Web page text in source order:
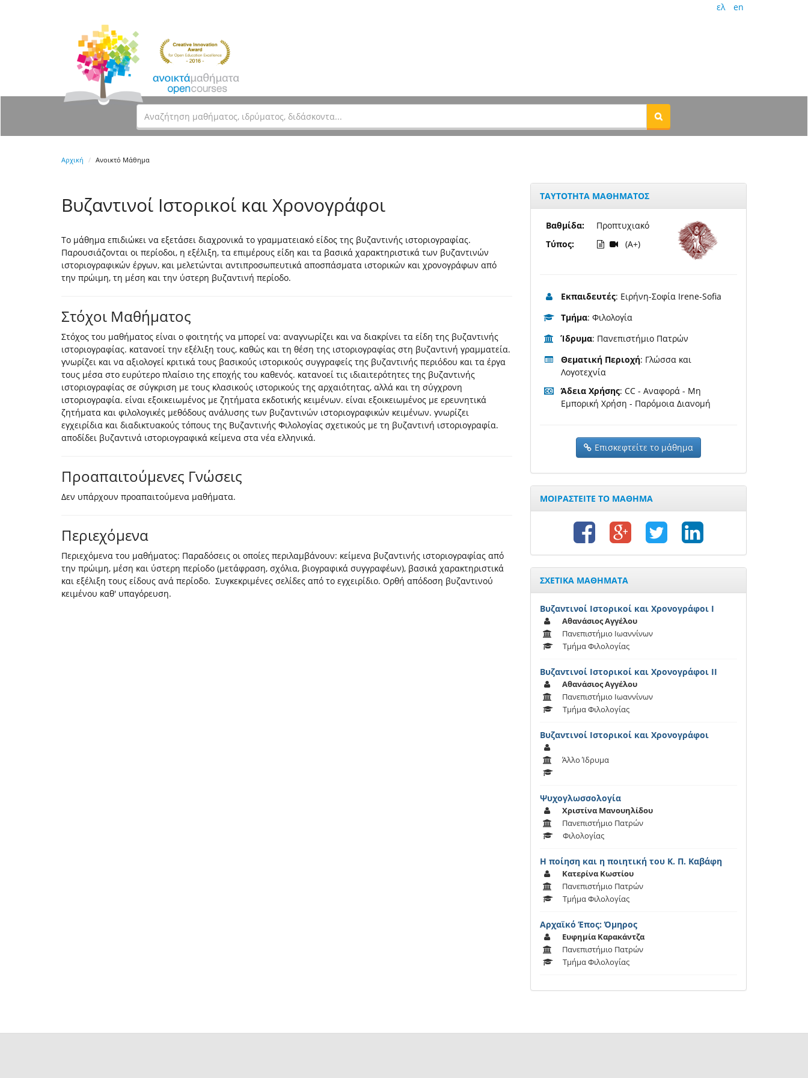
ελ en
Αρχική Ανοικτό Μάθημα
Βυζαντινοί Ιστορικοί και Χρονογράφοι
Το μάθημα επιδιώκει να εξετάσει διαχρονικά το γραμματειακό είδος της βυζαντινής ιστοριογραφίας.
Παρουσιάζονται οι περίοδοι, η εξέλιξη, τα επιμέρους είδη και τα βασικά χαρακτηριστικά των βυζαντινών
ιστοριογραφικών έργων, και μελετώνται αντιπροσωπευτικά αποσπάσματα ιστορικών και χρονογράφων από
την πρώιμη, τη μέση και την ύστερη βυζαντινή περίοδο.
Στόχοι Μαθήματος
Στόχος του μαθήματος είναι ο φοιτητής να μπορεί να: αναγνωρίζει και να διακρίνει τα είδη της βυζαντινής
ιστοριογραφίας. κατανοεί την εξέλιξη τους, καθώς και τη θέση της ιστοριογραφίας στη βυζαντινή γραμματεία.
γνωρίζει και να αξιολογεί κριτικά τους βασικούς ιστορικούς συγγραφείς της βυζαντινής περιόδου και τα έργα
τους μέσα στο ευρύτερο πλαίσιο της εποχής του καθενός. κατανοεί τις ιδιαιτερότητες της βυζαντινής
ιστοριογραφίας σε σύγκριση με τους κλασικούς ιστορικούς της αρχαιότητας, αλλά και τη σύγχρονη
ιστοριογραφία. είναι εξοικειωμένος με ζητήματα εκδοτικής κειμένων. είναι εξοικειωμένος με ερευνητικά
ζητήματα και φιλολογικές μεθόδους ανάλυσης των βυζαντινών ιστοριογραφικών κειμένων. γνωρίζει
εγχειρίδια και διαδικτυακούς τόπους της Βυζαντινής Φιλολογίας σχετικούς με τη βυζαντινή ιστοριογραφία.
αποδίδει βυζαντινά ιστοριογραφικά κείμενα στα νέα ελληνικά.
Προαπαιτούμενες Γνώσεις
Δεν υπάρχουν προαπαιτούμενα μαθήματα.
Περιεχόμενα
Περιεχόμενα του μαθήματος: Παραδόσεις οι οποίες περιλαμβάνουν: κείμενα βυζαντινής ιστοριογραφίας από
την πρώιμη, μέση και ύστερη περίοδο (μετάφραση, σχόλια, βιογραφικά συγγραφέων), βασικά χαρακτηριστικά
και εξέλιξη τους είδους ανά περίοδο. Συγκεκριμένες σελίδες από το εγχειρίδιο. Ορθή απόδοση βυζαντινού
κειμένου καθ' υπαγόρευση.
ΤΑΥΤΟΤΗΤΑ ΜΑΘΗΜΑΤΟΣ
Βαθμίδα:
Τύπος:
Προπτυχιακό
(A+)
Εκπαιδευτές: Ειρήνη-Σοφία Irene-Sofia
Τμήμα: Φιλολογία
Ίδρυμα: Πανεπιστήμιο Πατρών
Θεματική Περιοχή: Γλώσσα και
Λογοτεχνία
Άδεια Χρήσης: CC - Αναφορά - Μη
Εμπορική Χρήση - Παρόμοια Διανομή
Επισκεφτείτε το μάθημα
ΜΟΙΡΑΣΤΕΙΤΕ ΤΟ ΜΑΘΗΜΑ
ΣΧΕΤΙΚΑ ΜΑΘΗΜΑΤΑ
Βυζαντινοί Ιστορικοί και Χρονογράφοι Ι
Αθανάσιος Αγγέλου
Πανεπιστήμιο Ιωαννίνων
Τμήμα Φιλολογίας
Βυζαντινοί Ιστορικοί και Χρονογράφοι ΙI
Αθανάσιος Αγγέλου
Πανεπιστήμιο Ιωαννίνων
Τμήμα Φιλολογίας
Βυζαντινοί Ιστορικοί και Χρονογράφοι
Άλλο Ίδρυμα
Ψυχογλωσσολογία
Χριστίνα Μανουηλίδου
Πανεπιστήμιο Πατρών
Φιλολογίας
Η ποίηση και η ποιητική του Κ. Π. Καβάφη
Κατερίνα Κωστίου
Πανεπιστήμιο Πατρών
Τμήμα Φιλολογίας
Αρχαϊκό Έπος: Όμηρος
Ευφημία Καρακάντζα
Πανεπιστήμιο Πατρών
Τμήμα Φιλολογίας